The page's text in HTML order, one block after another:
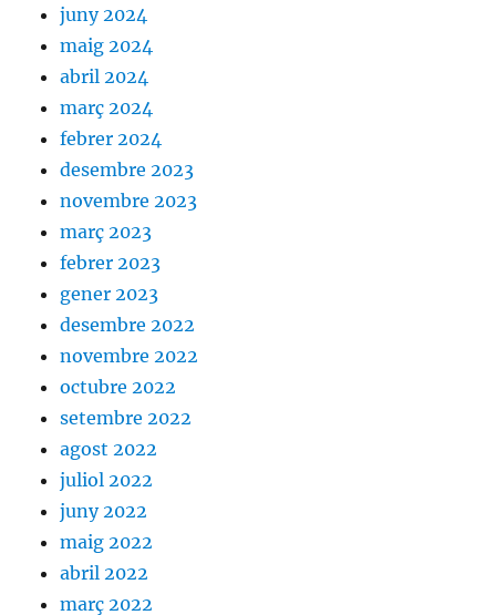
juny 2024
maig 2024
abril 2024
març 2024
febrer 2024
desembre 2023
novembre 2023
març 2023
febrer 2023
gener 2023
desembre 2022
novembre 2022
octubre 2022
setembre 2022
agost 2022
juliol 2022
juny 2022
maig 2022
abril 2022
març 2022